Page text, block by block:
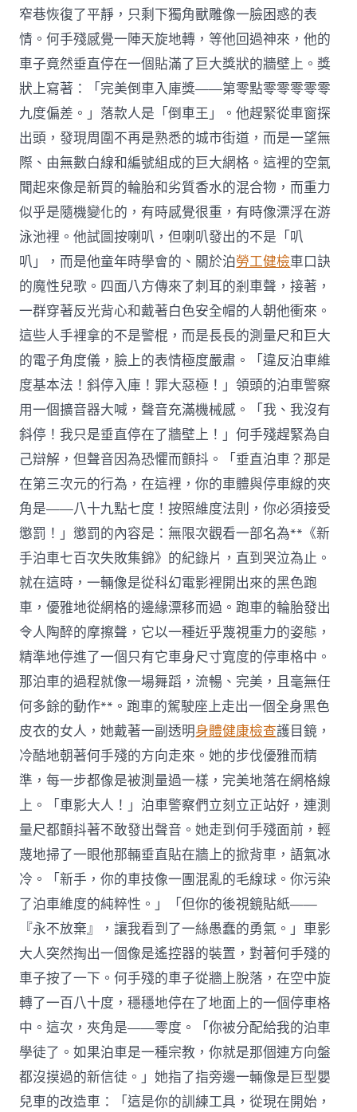
窄巷恢復了平靜，只剩下獨角獸雕像一臉困惑的表
情。何手殘感覺一陣天旋地轉，等他回過神來，他的
車子竟然垂直停在一個貼滿了巨大獎狀的牆壁上。獎
狀上寫著：「完美倒車入庫獎——第零點零零零零零
九度偏差。」落款人是「倒車王」。他趕緊從車窗探
出頭，發現周圍不再是熟悉的城市街道，而是一望無
際、由無數白線和編號組成的巨大網格。這裡的空氣
聞起來像是新買的輪胎和劣質香水的混合物，而重力
似乎是隨機變化的，有時感覺很重，有時像漂浮在游
泳池裡。他試圖按喇叭，但喇叭發出的不是「叭
叭」，而是他童年時學會的、關於泊勞工健檢車口訣
的魔性兒歌。四面八方傳來了刺耳的剎車聲，接著，
一群穿著反光背心和戴著白色安全帽的人朝他衝來。
這些人手裡拿的不是警棍，而是長長的測量尺和巨大
的電子角度儀，臉上的表情極度嚴肅。「違反泊車維
度基本法！斜停入庫！罪大惡極！」領頭的泊車警察
用一個擴音器大喊，聲音充滿機械感。「我、我沒有
斜停！我只是垂直停在了牆壁上！」何手殘趕緊為自
己辯解，但聲音因為恐懼而顫抖。「垂直泊車？那是
在第三次元的行為，在這裡，你的車體與停車線的夾
角是——八十九點七度！按照維度法則，你必須接受
懲罰！」懲罰的內容是：無限次觀看一部名為**《新
手泊車七百次失敗集錦》的紀錄片，直到哭泣為止。
就在這時，一輛像是從科幻電影裡開出來的黑色跑
車，優雅地從網格的邊緣漂移而過。跑車的輪胎發出
令人陶醉的摩擦聲，它以一種近乎蔑視重力的姿態，
精準地停進了一個只有它車身尺寸寬度的停車格中。
那泊車的過程就像一場舞蹈，流暢、完美，且毫無任
何多餘的動作**。跑車的駕駛座上走出一個全身黑色
皮衣的女人，她戴著一副透明身體健康檢查護目鏡，
冷酷地朝著何手殘的方向走來。她的步伐優雅而精
準，每一步都像是被測量過一樣，完美地落在網格線
上。「車影大人！」泊車警察們立刻立正站好，連測
量尺都顫抖著不敢發出聲音。她走到何手殘面前，輕
蔑地掃了一眼他那輛垂直貼在牆上的掀背車，語氣冰
冷。「新手，你的車技像一團混亂的毛線球。你污染
了泊車維度的純粹性。」「但你的後視鏡貼紙——
『永不放棄』，讓我看到了一絲愚蠢的勇氣。」車影
大人突然掏出一個像是遙控器的裝置，對著何手殘的
車子按了一下。何手殘的車子從牆上脫落，在空中旋
轉了一百八十度，穩穩地停在了地面上的一個停車格
中。這次，夾角是——零度。「你被分配給我的泊車
學徒了。如果泊車是一種宗教，你就是那個連方向盤
都沒摸過的新信徒。」她指了指旁邊一輛像是巨型嬰
兒車的改造車：「這是你的訓練工具，從現在開始，